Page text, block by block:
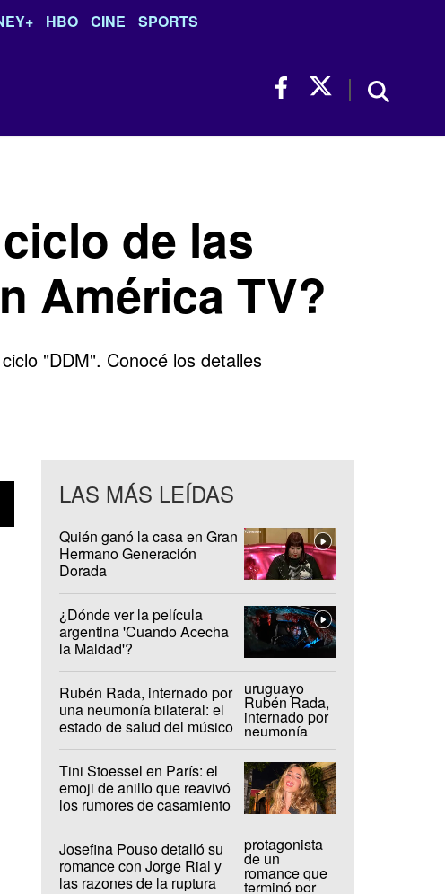
HBO CINE SPORTS
de las
América TV?
"DDM". Conocé los detalles
LAS MÁS LEÍDAS
Quién ganó la casa en Gran
Hermano Generación
Dorada
¿Dónde ver la película
argentina 'Cuando Acecha
la Maldad'?
Rubén Rada, internado por
una neumonía bilateral: el
estado de salud del músico
Tini Stoessel en París: el
emoji de anillo que reavivó
los rumores de casamiento
Josefina Pouso detalló su
romance con Jorge Rial y
las razones de la ruptura